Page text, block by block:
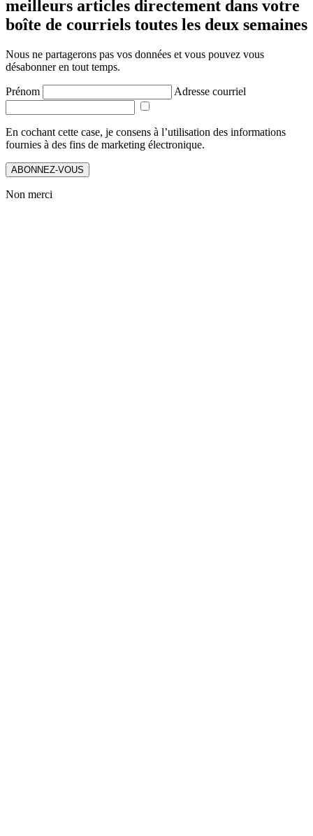
meilleurs articles directement dans votre
boîte de courriels toutes les deux semaines
Nous ne partagerons pas vos données et vous pouvez vous
désabonner en tout temps.
Prénom Adresse courriel
En cochant cette case, je consens à l’utilisation des informations
fournies à des fins de marketing électronique.
ABONNEZ-VOUS
Non merci